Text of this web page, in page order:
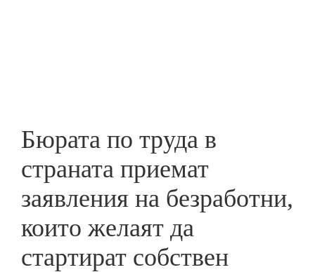
Бюрата по труда в
страната приемат
заявления на безработни,
които желаят да
стартират собствен